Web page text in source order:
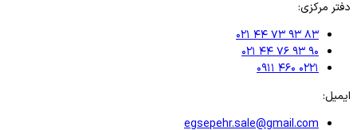
دفتر مرکزی:
۰۲۱ ۴۴ ۷۳ ۹۳ ۸۳
۰۲۱ ۴۴ ۷۶ ۹۳ ۹۰
۰۹۱۱ ۴۶۰ ۰۲۲۱
ایمیل:
egsepehr.sale@gmail.com